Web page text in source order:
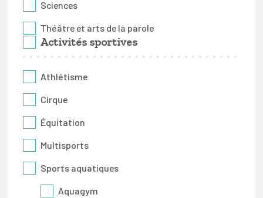
Sciences
Théâtre et arts de la parole
Activités sportives
Athlétisme
Cirque
Équitation
Multisports
Sports aquatiques
Aquagym